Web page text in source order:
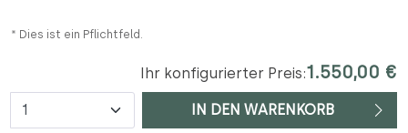
* Dies ist ein Pflichtfeld.
Ihr konfigurierter Preis:1.550,00 €
Anzahl IN DEN WARENKORB